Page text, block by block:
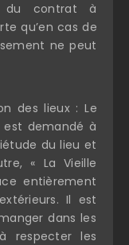
du contrat à
qu’en cas de
ne peut
des lieux : Le
demandé à
du lieu et
« La Vieille
entièrement
Il est
dans les
respecter les